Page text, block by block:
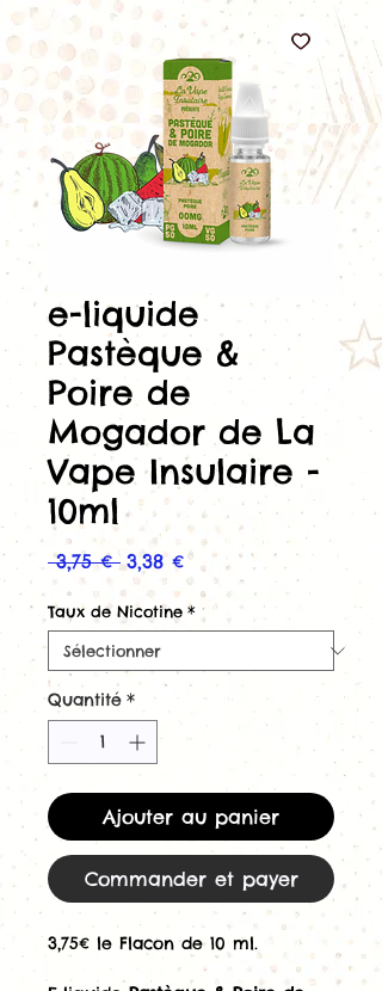
e-liquide
Pastèque &
Poire de
Mogador de La
Vape Insulaire -
10ml
3,75 € Prix
original
3,38 €Prix
promotionnel
Taux de Nicotine *
Quantité *
Ajouter au panier
Commander et payer
3,75€ le Flacon de 10 ml.